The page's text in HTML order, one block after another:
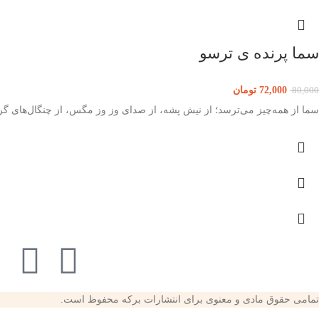
سما پرنده ی ترسو
80,000
72,000 تومان
سما از همه‌چیز می‌ترسد؛ از نیش پشه، از صدای وز وز مگس، از چنگال‌های
تمامی حقوق مادی و معنوی برای انتشارات برکه محفوظ است.